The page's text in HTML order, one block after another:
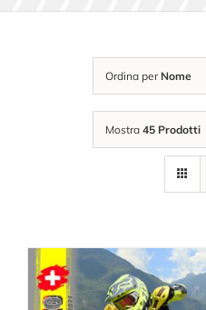
Ordina per Nome
Mostra 45 Prodotti